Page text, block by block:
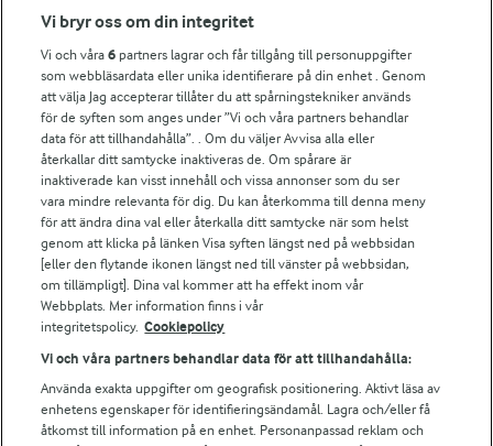
Fler Arlasajter
För ägare
Arlas kundportal
Arla.com
Falbygdens Ost
Arla webbshop
Bildbank
Följ oss
Vi bryr oss om din integritet
Vi och våra6 partners lagrar och får tillgång till personuppgifter
som webbläsardata eller unika identifierare på din enhet . Genom
att välja Jag accepterar tillåter du att spårningstekniker används
för de syften som anges under ”Vi och våra partners behandlar
data för att tillhandahålla”. . Om du väljer Avvisa alla eller
återkallar ditt samtycke inaktiveras de. Om spårare är
inaktiverade kan visst innehåll och vissa annonser som du ser
vara mindre relevanta för dig. Du kan återkomma till denna meny
för att ändra dina val eller återkalla ditt samtycke när som helst
genom att klicka på länken Visa syften längst ned på webbsidan
[eller den flytande ikonen längst ned till vänster på webbsidan,
om tillämpligt]. Dina val kommer att ha effekt inom vår
Webbplats. Mer information finns i vår
integritetspolicy. Cookiepolicy
Vi och våra partners behandlar data för att tillhandahålla:
Använda exakta uppgifter om geografisk positionering. Aktivt läsa av
enhetens egenskaper för identifieringsändamål. Lagra och/eller få
åtkomst till information på en enhet. Personanpassad reklam och